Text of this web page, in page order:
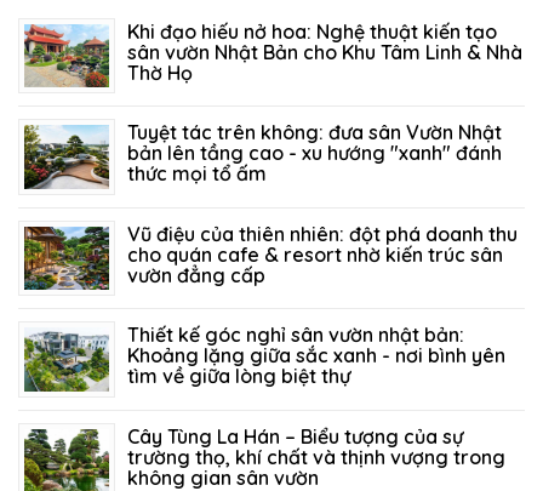
Khi đạo hiếu nở hoa: Nghệ thuật kiến tạo
sân vườn Nhật Bản cho Khu Tâm Linh & Nhà
Thờ Họ
Tuyệt tác trên không: đưa sân Vườn Nhật
bản lên tầng cao - xu hướng "xanh" đánh
thức mọi tổ ấm
Vũ điệu của thiên nhiên: đột phá doanh thu
cho quán cafe & resort nhờ kiến trúc sân
vườn đẳng cấp
Thiết kế góc nghỉ sân vườn nhật bản:
Khoảng lặng giữa sắc xanh - nơi bình yên
tìm về giữa lòng biệt thự
Cây Tùng La Hán – Biểu tượng của sự
trường thọ, khí chất và thịnh vượng trong
không gian sân vườn